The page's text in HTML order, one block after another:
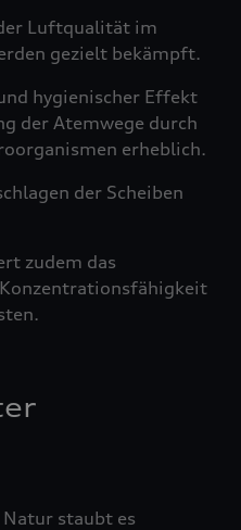
Luftqualität im
gezielt bekämpft.
hygienischer Effekt
der Atemwege durch
erheblich.
der Scheiben
zudem das
staubt es